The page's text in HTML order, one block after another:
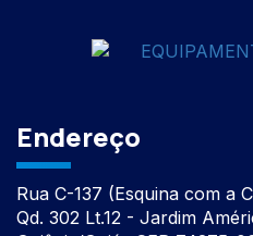
Endereço
Rua C-137 (Esquina com a
Qd. 302 Lt.12 - Jardim